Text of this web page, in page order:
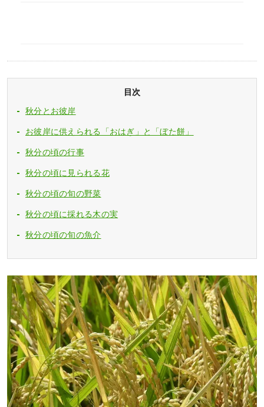
目次
秋分とお彼岸
お彼岸に供えられる「おはぎ」と「ぼた餅」
秋分の頃の行事
秋分の頃に見られる花
秋分の頃の旬の野菜
秋分の頃に採れる木の実
秋分の頃の旬の魚介